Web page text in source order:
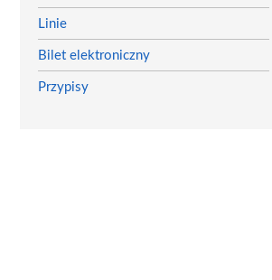
Linie
Bilet elektroniczny
Przypisy